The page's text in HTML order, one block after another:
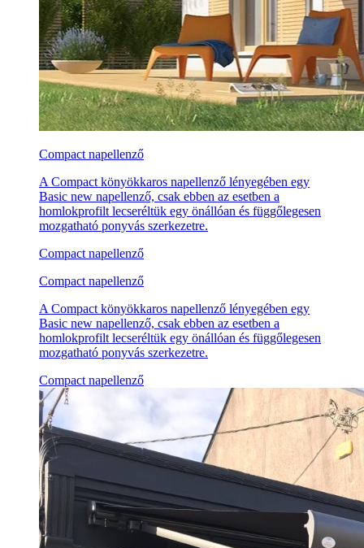
Compact napellenző
A Compact könyökkaros napellenző lényegében egy
Basic new napellenző, csak ebben az esetben a
homlokprofilt lecseréltük egy önállóan és függőlegesen
mozgatható ponyvás szerkezetre.
Compact napellenző
Compact napellenző
A Compact könyökkaros napellenző lényegében egy
Basic new napellenző, csak ebben az esetben a
homlokprofilt lecseréltük egy önállóan és függőlegesen
mozgatható ponyvás szerkezetre.
Compact napellenző